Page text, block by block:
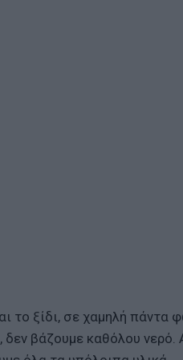
το ξίδι, σε χαμηλή πάντα
βάζουμε καθόλου νερό.